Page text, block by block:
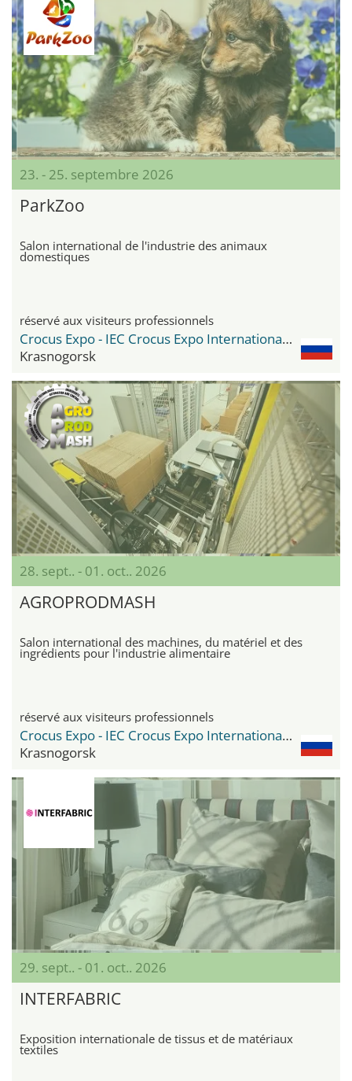
23. - 25. septembre 2026
ParkZoo
Salon international de l'industrie des animaux
domestiques
réservé aux visiteurs professionnels
Crocus Expo - IEC Crocus Expo International Exhibition Centre
Krasnogorsk
28. sept.. - 01. oct.. 2026
AGROPRODMASH
Salon international des machines, du matériel et des
ingrédients pour l'industrie alimentaire
réservé aux visiteurs professionnels
Crocus Expo - IEC Crocus Expo International Exhibition Centre
Krasnogorsk
29. sept.. - 01. oct.. 2026
INTERFABRIC
Exposition internationale de tissus et de matériaux
textiles